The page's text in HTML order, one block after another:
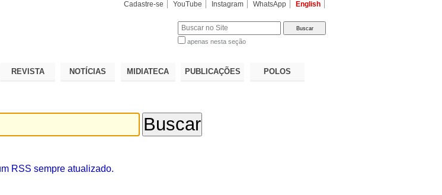
Cadastre-se YouTube Instagram WhatsApp English
apenas nesta seção
REVISTA NOTÍCIAS MIDIATECA PUBLICAÇÕES POLOS
RSS sempre atualizado.